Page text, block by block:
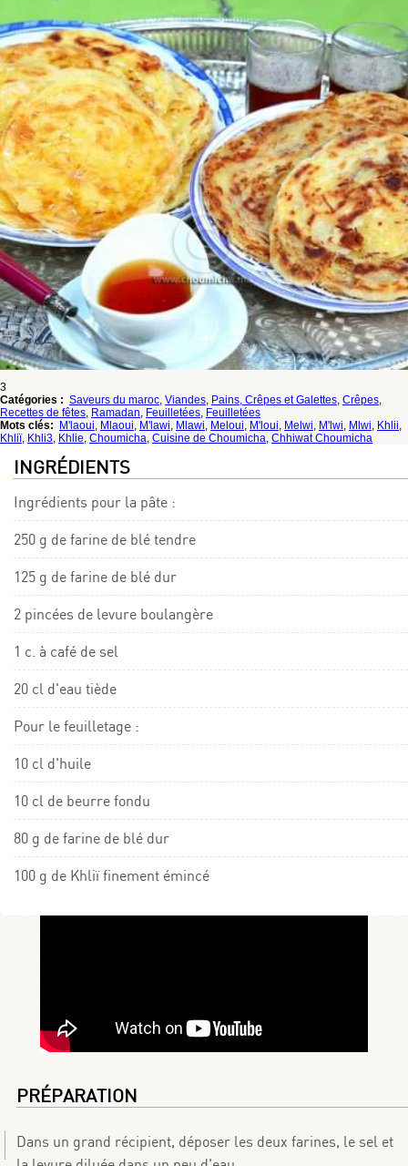
3
Catégories : Saveurs du maroc, Viandes, Pains, Crêpes et Galettes, Crêpes,
Recettes de fêtes, Ramadan, Feuilletées, Feuilletées
Mots clés:
M'laoui, Mlaoui, M'lawi, Mlawi, Meloui, M'loui, Melwi, M'lwi, Mlwi, Khlii,
Khliï, Khli3, Khlie, Choumicha, Cuisine de Choumicha, Chhiwat Choumicha
INGRÉDIENTS
Ingrédients pour la pâte :
250 g de farine de blé tendre
125 g de farine de blé dur
2 pincées de levure boulangère
1 c. à café de sel
20 cl d'eau tiède
Pour le feuilletage :
10 cl d'huile
10 cl de beurre fondu
80 g de farine de blé dur
100 g de Khliï finement émincé
PRÉPARATION
Dans un grand récipient, déposer les deux farines, le sel et